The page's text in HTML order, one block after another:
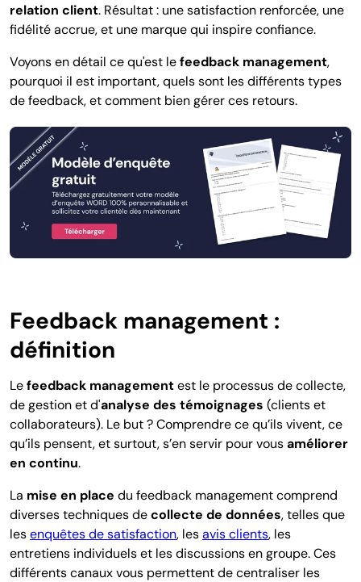
relation client. Résultat : une satisfaction renforcée, une
fidélité accrue, et une marque qui inspire confiance.
Voyons en détail ce qu'est lefeedback management,
pourquoi il est important, quels sont les différents types
de feedback, et comment bien gérer ces retours.
Feedback management :
définition
Lefeedback managementest le processus de collecte,
de gestion et d'analyse des témoignages (clients et
collaborateurs). Le but ? Comprendre ce qu’ils vivent, ce
qu’ils pensent, et surtout,s’en servir pour vousaméliorer
en continu.
La mise en place du feedback managementcomprend
diverses techniques decollecte de données, telles que
lesenquêtes de satisfaction, lesavis clients, les
entretiens individuels et les discussions en groupe. Ces
différents canaux vous permettent de centraliser les